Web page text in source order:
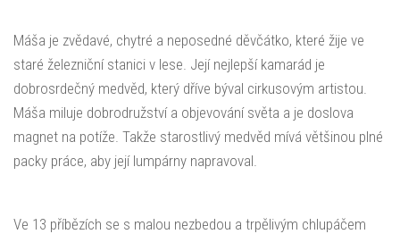
Máša je zvědavé, chytré a neposedné děvčátko, které žije ve
staré železniční stanici v lese. Její nejlepší kamarád je
dobrosrdečný medvěd, který dříve býval cirkusovým artistou.
Máša miluje dobrodružství a objevování světa a je doslova
magnet na potíže. Takže starostlivý medvěd mívá většinou plné
packy práce, aby její lumpárny napravoval.
Ve 13 příbězích se s malou nezbedou a trpělivým chlupáčem